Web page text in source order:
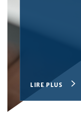
LIRE PLUS